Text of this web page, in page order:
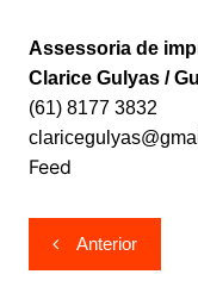
Assessoria de
Clarice Gulyas /
(61) 8177 3832
Feed
Navegação
de
Anterior